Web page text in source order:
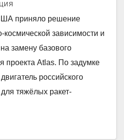
приняло решение
космической зависимости и
замену базового
проекта Atlas. По задумке
российского
тяжёлых ракет-